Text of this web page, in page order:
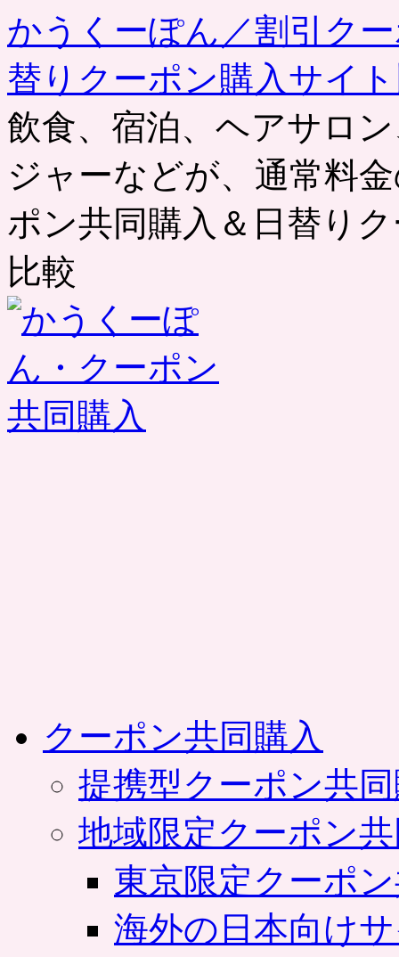
かうくーぽん／割引ク
替りクーポン購入サイ
飲食、宿泊、ヘアサロ
ジャーなどが、通常料
ポン共同購入＆日替り
比較
クーポン共同購入
提携型クーポン共
地域限定クーポン
東京限定クーポ
海外の日本向け